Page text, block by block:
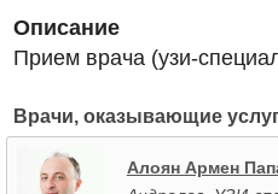
Описание
Прием врача (узи-
Врачи, оказывающие
Алоян Армен